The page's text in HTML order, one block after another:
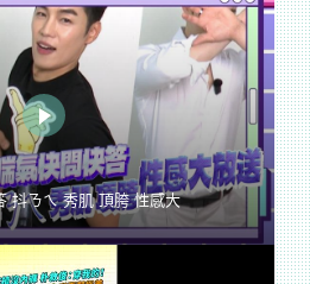
抖ㄋㄟ 秀肌 頂胯 性感大